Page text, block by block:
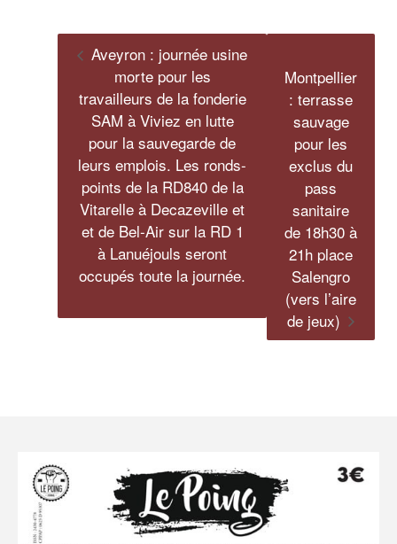
Aveyron : journée usine
morte pour les
travailleurs de la fonderie
SAM à Viviez en lutte
pour la sauvegarde de
leurs emplois. Les ronds-
points de la RD840 de la
Vitarelle à Decazeville et
et de Bel-Air sur la RD 1
à Lanuéjouls seront
occupés toute la journée.
Montpellier
: terrasse
sauvage
pour les
exclus du
pass
sanitaire
de 18h30 à
21h place
Salengro
(vers l’aire
de jeux)